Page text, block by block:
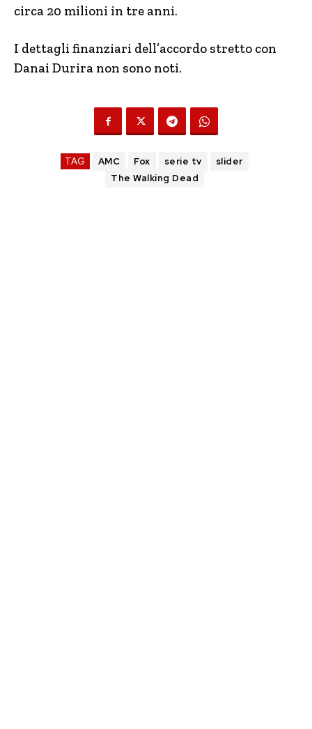
circa 20 milioni in tre anni.
I dettagli finanziari dell’accordo stretto con
Danai Durira non sono noti.
TAG AMC Fox serie tv
slider
The Walking Dead